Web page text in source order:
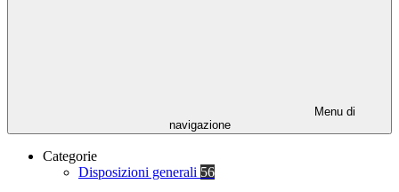
Menu di
navigazione
Categorie
Disposizioni generali 56